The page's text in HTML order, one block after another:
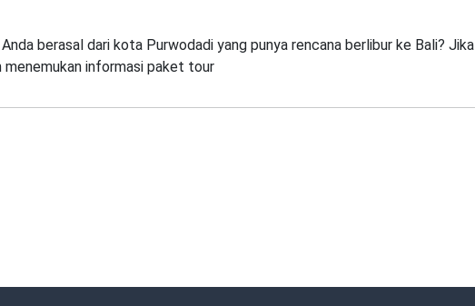
berasal dari kota Purwodadi yang punya rencana berlibur ke Bali? Jika
menemukan informasi paket tour